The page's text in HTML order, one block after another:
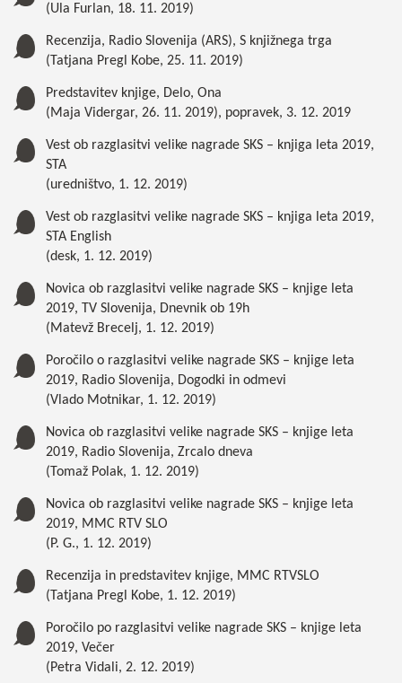
(Ula Furlan, 18. 11. 2019)
Recenzija, Radio Slovenija (ARS), S knjižnega trga
(Tatjana Pregl Kobe, 25. 11. 2019)
Predstavitev knjige, Delo, Ona
(Maja Vidergar, 26. 11. 2019), popravek, 3. 12. 2019
Vest ob razglasitvi velike nagrade SKS – knjiga leta 2019,
STA
(uredništvo, 1. 12. 2019)
Vest ob razglasitvi velike nagrade SKS – knjiga leta 2019,
STA English
(desk, 1. 12. 2019)
Novica ob razglasitvi velike nagrade SKS – knjige leta
2019, TV Slovenija, Dnevnik ob 19h
(Matevž Brecelj, 1. 12. 2019)
Poročilo o razglasitvi velike nagrade SKS – knjige leta
2019, Radio Slovenija, Dogodki in odmevi
(Vlado Motnikar, 1. 12. 2019)
Novica ob razglasitvi velike nagrade SKS – knjige leta
2019, Radio Slovenija, Zrcalo dneva
(Tomaž Polak, 1. 12. 2019)
Novica ob razglasitvi velike nagrade SKS – knjige leta
2019, MMC RTV SLO
(P. G., 1. 12. 2019)
Recenzija in predstavitev knjige, MMC RTVSLO
(Tatjana Pregl Kobe, 1. 12. 2019)
Poročilo po razglasitvi velike nagrade SKS – knjige leta
2019, Večer
(Petra Vidali, 2. 12. 2019)